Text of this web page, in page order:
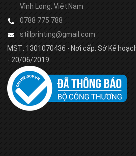
Vĩnh Long, Việt Nam
0788 775 788
stillprinting@gmail.com
MST: 1301070436 - Nơi cấp: Sở Kế
- 20/06/2019